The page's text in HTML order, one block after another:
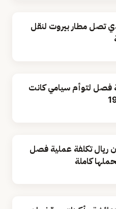
تصل مطار بيروت لنقل
فصل لتوأم سيامي كانت
مختص: 1.5 مليون ريال تكلفة عملية فصل
كاملة